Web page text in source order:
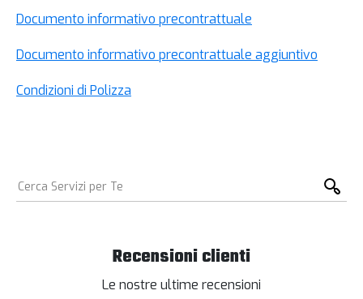
Documento informativo precontrattuale
Documento informativo precontrattuale aggiuntivo
Condizioni di Polizza
Recensioni clienti
Le nostre ultime recensioni